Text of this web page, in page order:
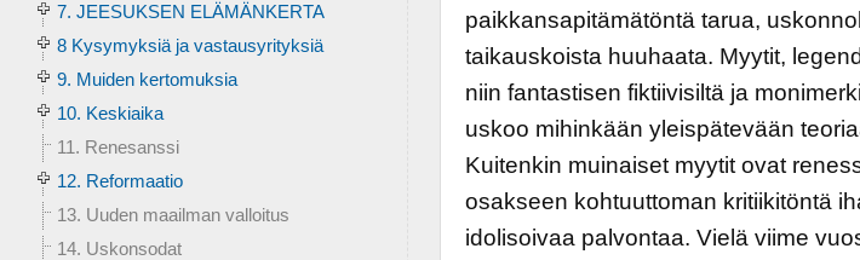
paikkansapitämätöntä tarua,
taikauskoista huuhaata. Myytit,
niin fantastisen fiktiivisiltä ja
uskoo mihinkään yleispätevään
Kuitenkin muinaiset myytit ovat
osakseen kohtuuttoman kritiikitöntä
idolisoivaa palvontaa. Vielä viime
7. JEESUKSEN ELÄMÄNKERTA
8 Kysymyksiä ja vastausyrityksiä
9. Muiden kertomuksia
10. Keskiaika
11. Renesanssi
12. Reformaatio
13. Uuden maailman valloitus
14. Uskonsodat